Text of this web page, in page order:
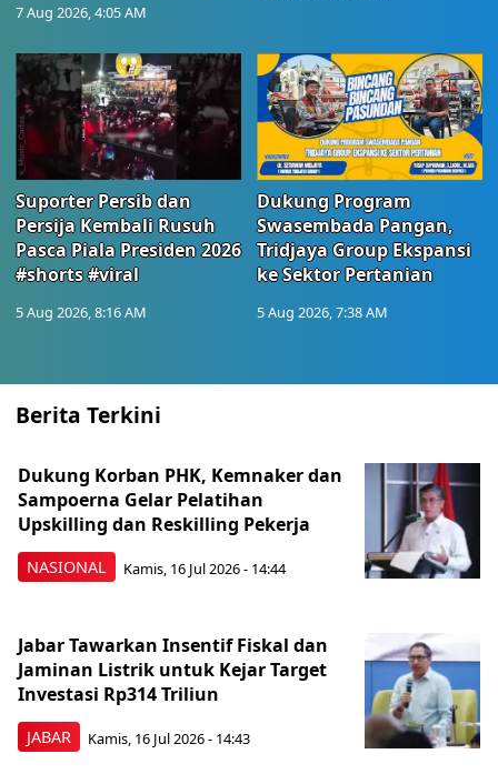
7 Aug 2026, 4:05 AM
Suporter Persib dan
Persija Kembali Rusuh
Pasca Piala Presiden 2026
#shorts #viral
5 Aug 2026, 8:16 AM
Dukung Program
Swasembada Pangan,
Tridjaya Group Ekspansi
ke Sektor Pertanian
5 Aug 2026, 7:38 AM
Berita Terkini
NASIONAL
Dukung Korban PHK, Kemnaker dan
Sampoerna Gelar Pelatihan
Upskilling dan Reskilling Pekerja
Kamis, 16 Jul 2026 - 14:44
JABAR
Jabar Tawarkan Insentif Fiskal dan
Jaminan Listrik untuk Kejar Target
Investasi Rp314 Triliun
Kamis, 16 Jul 2026 - 14:43